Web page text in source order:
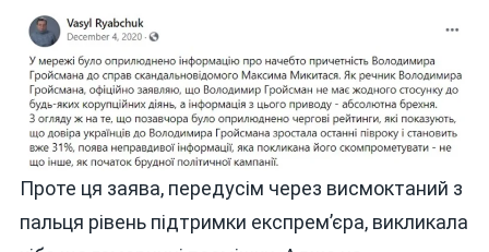
Проте ця заява, передусім через висмоктаний з
пальця рівень підтримки експрем’єра, викликала